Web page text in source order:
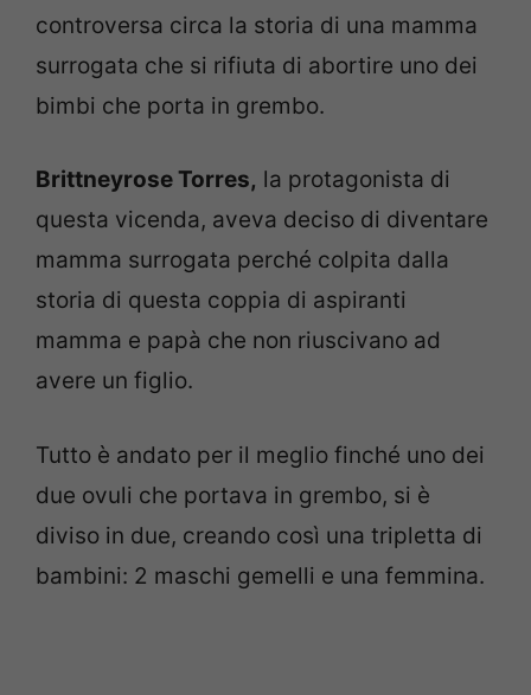
controversa circa la storia di una mamma
surrogata che si rifiuta di abortire uno dei
bimbi che porta in grembo.
Brittneyrose Torres, la protagonista di
questa vicenda, aveva deciso di diventare
mamma surrogata perché colpita dalla
storia di questa coppia di aspiranti
mamma e papà che non riuscivano ad
avere un figlio.
Tutto è andato per il meglio finché uno dei
due ovuli che portava in grembo, si è
diviso in due, creando così una tripletta di
bambini: 2 maschi gemelli e una femmina.